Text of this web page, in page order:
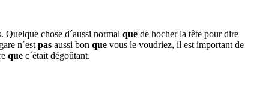
Quelque chose d´aussi normal que de hocher la tête pour dire
n´est pas aussi bon que vous le voudriez, il est important de
que c´était dégoûtant.